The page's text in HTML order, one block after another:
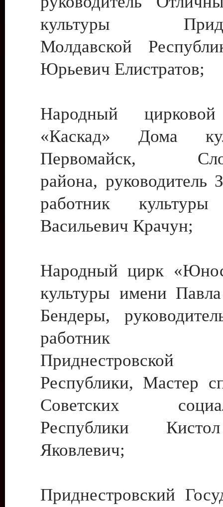
культуры
Молдавской
Юрьевич Елистратов;
Народный цирковой
«Каскад» Дома
Первомайск,
района, руководитель
работник культуры
Васильевич Крачун;
Народный цирк
культуры имени
Бендеры,
работник
Приднестровской
Республики, Мастер
Советских
Республики
Яковлевич;
Приднестровский